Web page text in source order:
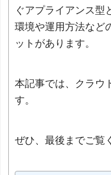
ぐアプライアンス型
環境や運用方法など
ットがあります。
本記事では、クラウ
す。
ぜひ、最後までご覧